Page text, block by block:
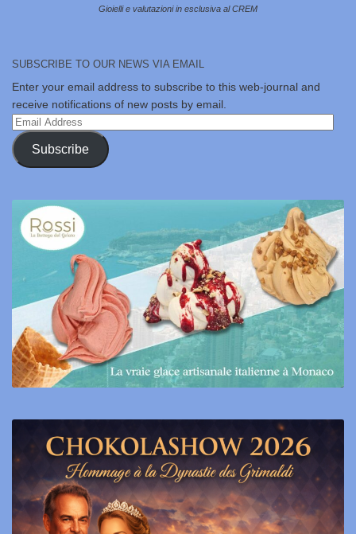
Gioielli e valutazioni in esclusiva al CREM
SUBSCRIBE TO OUR NEWS VIA EMAIL
Enter your email address to subscribe to this web-journal and
receive notifications of new posts by email.
Email
Address
Subscribe